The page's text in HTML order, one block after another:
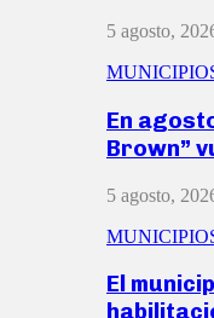
5 agosto,
En
Brown”
5 agosto,
El